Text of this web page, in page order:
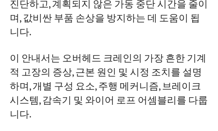
프로젝트
블로그
뉴스
회사 소개
문의하기
진단하고, 계획되지 않은 가동 중단 시간을 줄이
며, 값비싼 부품 손상을 방지하는 데 도움이 됩
니다.
이 안내서는 오버헤드 크레인의 가장 흔한 기계
적 고장의 증상, 근본 원인 및 시정 조치를 설명
하며, 개별 구성 요소, 주행 메커니즘, 브레이크
시스템, 감속기 및 와이어 로프 어셈블리를 다룹
니다.